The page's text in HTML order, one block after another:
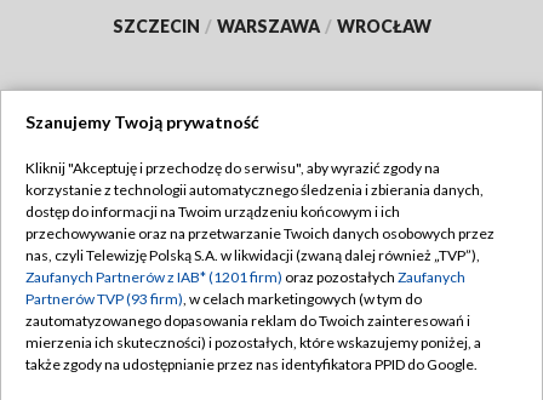
SZCZECIN / WARSZAWA / WROCŁAW
TVP
Abonament TVP
Emisja w TVP
Centrum informacji TVP
Naziemna Telewizja Cyfrowa
Regulamin TVP
Polityka prywatności
Moje zgody
Pomoc
Szanujemy Twoją prywatność
Kliknij "Akceptuję i przechodzę do serwisu", aby wyrazić zgody na
korzystanie z technologii automatycznego śledzenia i zbierania danych,
dostęp do informacji na Twoim urządzeniu końcowym i ich
przechowywanie oraz na przetwarzanie Twoich danych osobowych przez
nas, czyli Telewizję Polską S.A. w likwidacji (zwaną dalej również „TVP”),
Zaufanych Partnerów z IAB* (1201 firm) oraz pozostałych Zaufanych
Partnerów TVP (93 firm), w celach marketingowych (w tym do
zautomatyzowanego dopasowania reklam do Twoich zainteresowań i
mierzenia ich skuteczności) i pozostałych, które wskazujemy poniżej, a
także zgody na udostępnianie przez nas identyfikatora PPID do Google.